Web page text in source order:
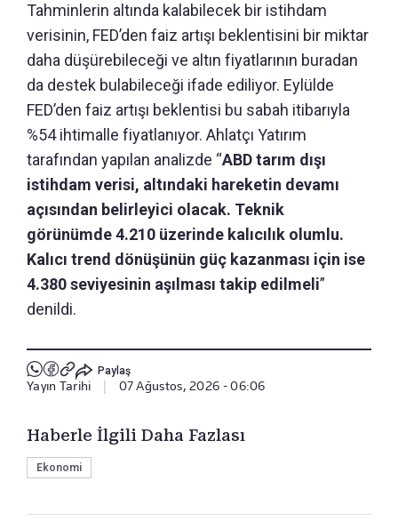
Tahminlerin altında kalabilecek bir istihdam
verisinin, FED’den faiz artışı beklentisini bir miktar
daha düşürebileceği ve altın fiyatlarının buradan
da destek bulabileceği ifade ediliyor. Eylülde
FED’den faiz artışı beklentisi bu sabah itibarıyla
%54 ihtimalle fiyatlanıyor. Ahlatçı Yatırım
tarafından yapılan analizde “ABD tarım dışı
istihdam verisi, altındaki hareketin devamı
açısından belirleyici olacak. Teknik
görünümde 4.210 üzerinde kalıcılık olumlu.
Kalıcı trend dönüşünün güç kazanması için ise
4.380 seviyesinin aşılması takip edilmeli”
denildi.
Paylaş
Yayın Tarihi 07 Ağustos, 2026 - 06:06
Haberle İlgili Daha Fazlası
Ekonomi